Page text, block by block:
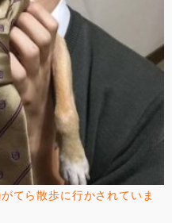
てら散歩に行かされていま